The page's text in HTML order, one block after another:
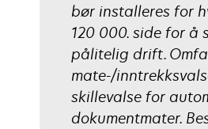
bør installeres for
120 000. side for å
pålitelig drift.
mate-/
skillevalse for
dokumentmater.